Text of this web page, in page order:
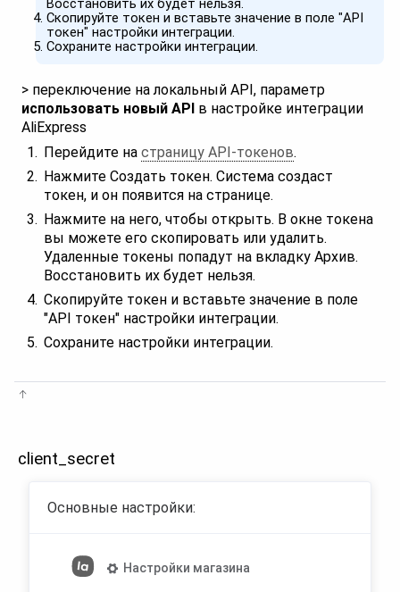
Скопируйте токен и вставьте значение в поле "API
токен" настройки интеграции.
Сохраните настройки интеграции.
> переключение на локальный API, параметр
использовать новый API в настройке интеграции
AliExpress
Перейдите на страницу API-токенов.
Нажмите Создать токен. Система создаст
токен, и он появится на странице.
Нажмите на него, чтобы открыть. В окне токена
вы можете его скопировать или удалить.
Удаленные токены попадут на вкладку Архив.
Восстановить их будет нельзя.
Скопируйте токен и вставьте значение в поле
"API токен" настройки интеграции.
Сохраните настройки интеграции.
client_secret
Основные настройки:
Настройки магазина